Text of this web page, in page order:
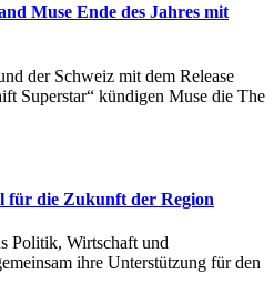
Muse Ende des Jahres mit
der Schweiz mit dem Release
Superstar“ kündigen Muse die The
für die Zukunft der Region
Politik, Wirtschaft und
ihre Unterstützung für den